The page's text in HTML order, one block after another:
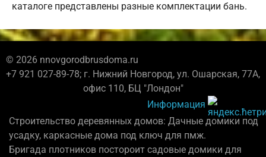
каталоге представлены разные комплектации бань.
© 2026 nnovgorodbrusdoma.ru
+7 921 027-89-78; г. Нижний Новгород, ул. Ошарская, 77А,
офис 110, БЦ "Лондон"
Информация
Строительство деревянных домов: Дачные домики под
усадку, каркасные дома под ключ для пмж.
Бригада плотников постороит садовые домики для